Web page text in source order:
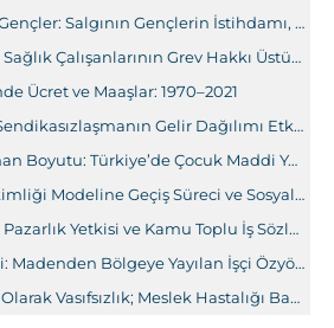
İstihdamı, Eğitimi, Sağlığı Üzerine Etkileri ve Gençleri Korumaya Yönelik Düzenlemeler
Grev Hakkı Üstüne Bir Değerlendirme
Ücret ve Maaşlar: 1970–2021
Gelir Dağılımı Etkileri: Erken (Prematüre) Sanayisizleşen Ülkeler Örneği
Türkiye’de Çocuk Maddi Yoksunluğunun Analizi
Kurumu’nun Aile Hekimlerinin Sosyal Sigortalılık Statülerine İlişkin Uygulaması Hakkında Bir Değerlendirme
Toplu İş Sözleşmeleri Çerceve Anlaşma Protokolü’nün Hukuki Boyutu
İşçi Özyönetimi Yeni Çeltek Direnişi: Madenden Bölgeye Yayılan İşçi Özyönetimi
Hastalığı Bağlamında İş, İşyeri ve Toplumsal Yaşama Ait Kavrayışlar